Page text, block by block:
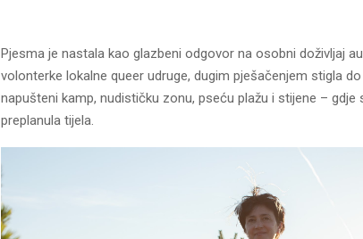
Pjesma je nastala kao glazbeni odgovor na osobni doživljaj
volonterke lokalne queer udruge, dugim pješačenjem stigla
napušteni kamp, nudističku zonu, pseću plažu i stijene – gdje
preplanula tijela.